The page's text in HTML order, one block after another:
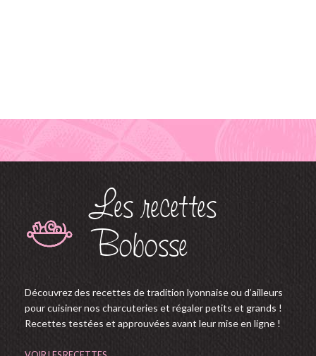
Les recettes
Bobosse
Découvrez des recettes de tradition lyonnaise ou d’ailleurs
pour cuisiner nos charcuteries et régaler petits et grands !
Recettes testées et approuvées avant leur mise en ligne !